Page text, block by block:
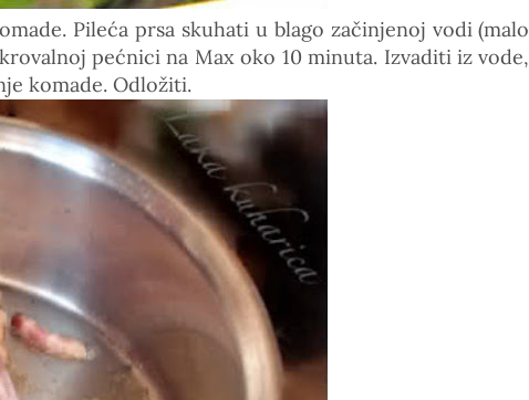
Pileća prsa skuhati u blago začinjenoj vodi (malo
pećnici na Max oko 10 minuta. Izvaditi iz vode,
komade. Odložiti.